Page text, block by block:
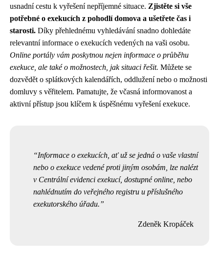
usnadní cestu k vyřešení nepříjemné situace. Zjistěte si vše
potřebné o exekucích z pohodlí domova a ušetřete čas i
starosti. Díky přehlednému vyhledávání snadno dohledáte
relevantní informace o exekucích vedených na vaši osobu.
Online portály vám poskytnou nejen informace o průběhu
exekuce, ale také o možnostech, jak situaci řešit. Můžete se
dozvědět o splátkových kalendářích, oddlužení nebo o možnosti
domluvy s věřitelem. Pamatujte, že včasná informovanost a
aktivní přístup jsou klíčem k úspěšnému vyřešení exekuce.
Informace o exekucích, ať už se jedná o vaše vlastní
nebo o exekuce vedené proti jiným osobám, lze nalézt
v Centrální evidenci exekucí, dostupné online, nebo
nahlédnutím do veřejného registru u příslušného
exekutorského úřadu.
Zdeněk Kropáček